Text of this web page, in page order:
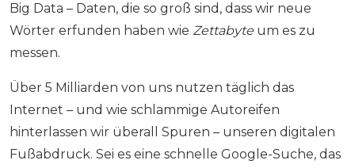
Big Data – Daten, die so groß sind, dass wir neue
Wörter erfunden haben wie Zettabyte um es zu
messen.
Über 5 Milliarden von uns nutzen täglich das
Internet – und wie schlammige Autoreifen
hinterlassen wir überall Spuren – unseren digitalen
Fußabdruck. Sei es eine schnelle Google-Suche, das